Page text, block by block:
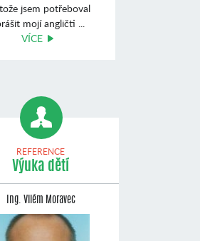
jsem potřeboval
mojí angličti ...
VÍCE
REFERENCE
Výuka dětí
Ing. Vilém Moravec